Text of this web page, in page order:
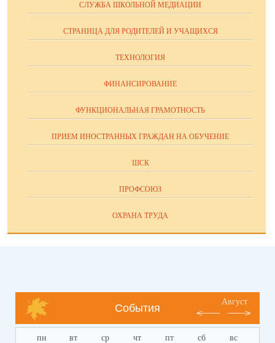
СЛУЖБА ШКОЛЬНОЙ МЕДИАЦИИ
СТРАНИЦА ДЛЯ РОДИТЕЛЕЙ И УЧАЩИХСЯ
ТЕХНОЛОГИЯ
ФИНАНСИРОВАНИЕ
ФУНКЦИОНАЛЬНАЯ ГРАМОТНОСТЬ
ПРИЕМ ИНОСТРАННЫХ ГРАЖДАН НА ОБУЧЕНИЕ
ШСК
ПРОФСОЮЗ
ОХРАНА ТРУДА
События
Август
пн вт ср чт пт сб вс